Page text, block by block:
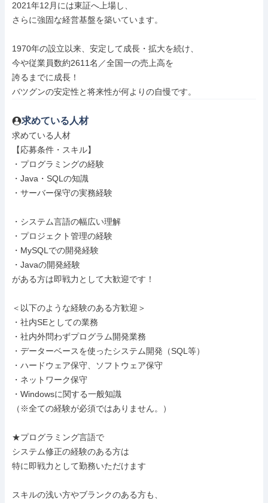
2021年12月には東証へ上場し、
さらに強固な経営基盤を築いています。
1970年の設立以来、安定して成長・拡大を続け、
今や従業員数約2611名／全国一の売上高を
誇るまでに成長！
バツグンの安定性と将来性が何よりの自慢です。
求めている人材
求めている人材
【応募条件・スキル】
・プログラミングの経験
・Java・SQLの知識
・サーバー保守の実務経験
・システム言語の幅広い理解
・プロジェクト管理の経験
・MySQLでの開発経験
・Javaの開発経験
がある方は即戦力として大歓迎です！
＜以下のような経験のある方歓迎＞
・社内SEとしての業務
・社内外問わずプログラム開発業務
・データーベースを使ったシステム開発（SQL等）
・ハードウェア保守、ソフトウェア保守
・ネットワーク保守
・Windowsに関する一般知識
（※全ての経験が必須ではありません。）
★プログラミング言語で
システム修正の経験のある方は
特に即戦力として勤務いただけます
スキルの浅い方やブランクのある方も、